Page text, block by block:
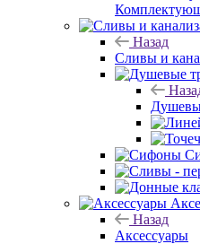
Назад
Сливы и
Назад
Аксессуары